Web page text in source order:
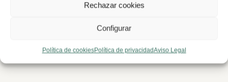
Rechazar cookies
Configurar
Política de cookiesPolítica de privacidadAviso Legal
Derecho Bancario